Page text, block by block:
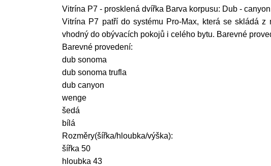
Vitrína P7 - prosklená dvířka Barva korpusu: Dub -
Vitrína P7 patří do systému Pro-Max, která se skládá
vhodný do obývacích pokojů i celého bytu. Barevné
Barevné provedení:
dub sonoma
dub sonoma trufla
dub canyon
wenge
šedá
bílá
Rozměry(šířka/hloubka/výška):
šířka 50
hloubka 43